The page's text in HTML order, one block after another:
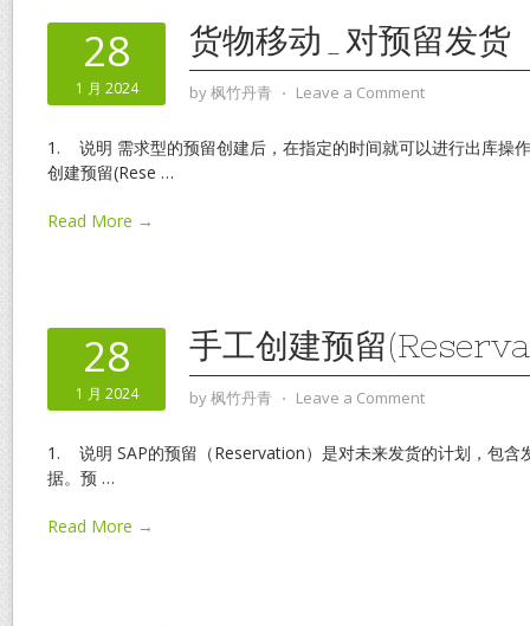
28
1 月 2024
货物移动_对预留发货
by枫竹丹青 ⋅ Leave a Comment
1. 说明 需求型的预留创建后，在指定的时间就可以进行出库操
创建预留(Rese …
Read More →
28
1 月 2024
手工创建预留
by枫竹丹青 ⋅ Leave a Comment
1. 说明 SAP的预留（Reservation）是对未来发货的计划，包含
据。预 …
Read More →